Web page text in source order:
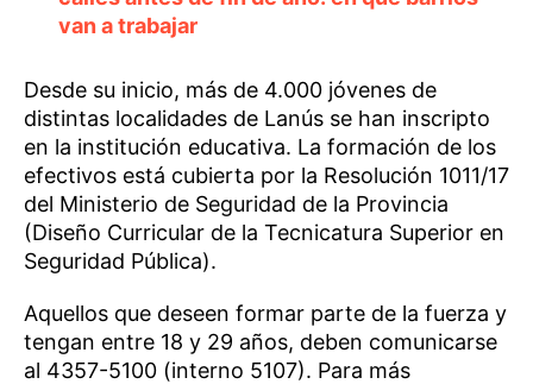
van a trabajar
Desde su inicio, más de 4.000 jóvenes de
distintas localidades de Lanús se han inscripto
en la institución educativa. La formación de los
efectivos está cubierta por la Resolución 1011/17
del Ministerio de Seguridad de la Provincia
(Diseño Curricular de la Tecnicatura Superior en
Seguridad Pública).
Aquellos que deseen formar parte de la fuerza y
tengan entre 18 y 29 años, deben comunicarse
al 4357-5100 (interno 5107). Para más